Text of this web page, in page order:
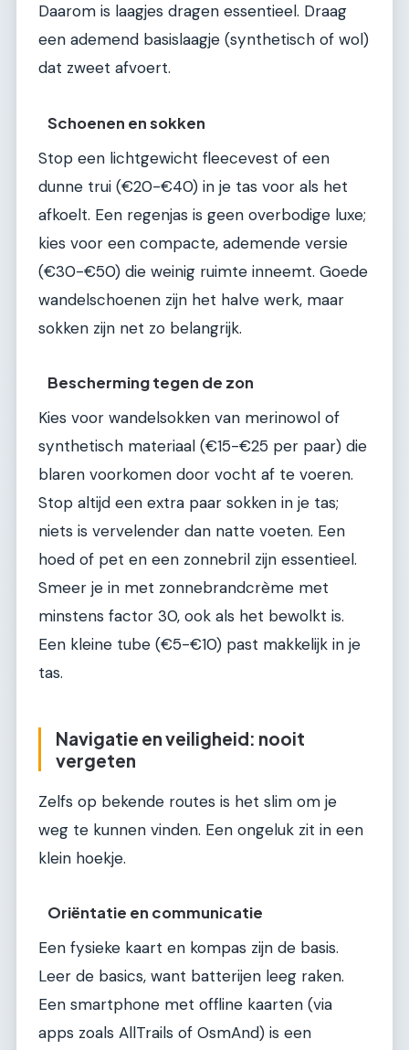
Daarom is laagjes dragen essentieel. Draag
een ademend basislaagje (synthetisch of wol)
dat zweet afvoert.
Schoenen en sokken
Stop een lichtgewicht fleecevest of een
dunne trui (€20-€40) in je tas voor als het
afkoelt. Een regenjas is geen overbodige luxe;
kies voor een compacte, ademende versie
(€30-€50) die weinig ruimte inneemt. Goede
wandelschoenen zijn het halve werk, maar
sokken zijn net zo belangrijk.
Bescherming tegen de zon
Kies voor wandelsokken van merinowol of
synthetisch materiaal (€15-€25 per paar) die
blaren voorkomen door vocht af te voeren.
Stop altijd een extra paar sokken in je tas;
niets is vervelender dan natte voeten. Een
hoed of pet en een zonnebril zijn essentieel.
Smeer je in met zonnebrandcrème met
minstens factor 30, ook als het bewolkt is.
Een kleine tube (€5-€10) past makkelijk in je
tas.
Navigatie en veiligheid: nooit
vergeten
Zelfs op bekende routes is het slim om je
weg te kunnen vinden. Een ongeluk zit in een
klein hoekje.
Oriëntatie en communicatie
Een fysieke kaart en kompas zijn de basis.
Leer de basics, want batterijen leeg raken.
Een smartphone met offline kaarten (via
apps zoals AllTrails of OsmAnd) is een